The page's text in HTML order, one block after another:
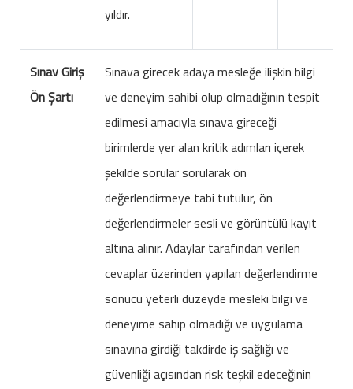
yıldır.
Sınav Giriş
Ön Şartı
Sınava girecek adaya mesleğe ilişkin bilgi
ve deneyim sahibi olup olmadığının tespit
edilmesi amacıyla sınava gireceği
birimlerde yer alan kritik adımları içerek
şekilde sorular sorularak ön
değerlendirmeye tabi tutulur, ön
değerlendirmeler sesli ve görüntülü kayıt
altına alınır. Adaylar tarafından verilen
cevaplar üzerinden yapılan değerlendirme
sonucu yeterli düzeyde mesleki bilgi ve
deneyime sahip olmadığı ve uygulama
sınavına girdiği takdirde iş sağlığı ve
güvenliği açısından risk teşkil edeceğinin